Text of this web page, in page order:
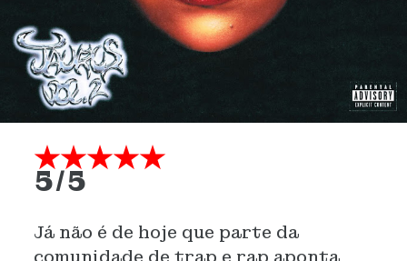
★★★★★
5/5
Já não é de hoje que parte da